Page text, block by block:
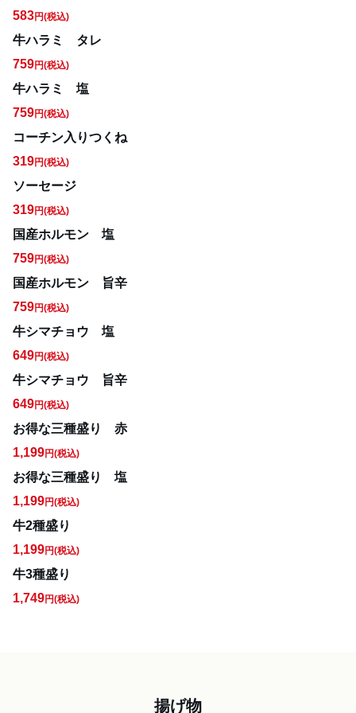
583円(税込)
牛ハラミ タレ
759円(税込)
牛ハラミ 塩
759円(税込)
コーチン入りつくね
319円(税込)
ソーセージ
319円(税込)
国産ホルモン 塩
759円(税込)
国産ホルモン 旨辛
759円(税込)
牛シマチョウ 塩
649円(税込)
牛シマチョウ 旨辛
649円(税込)
お得な三種盛り 赤
1,199円(税込)
お得な三種盛り 塩
1,199円(税込)
牛2種盛り
1,199円(税込)
牛3種盛り
1,749円(税込)
揚げ物